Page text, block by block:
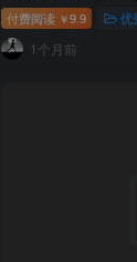
付费阅读 ￥9.9 优
1个月前